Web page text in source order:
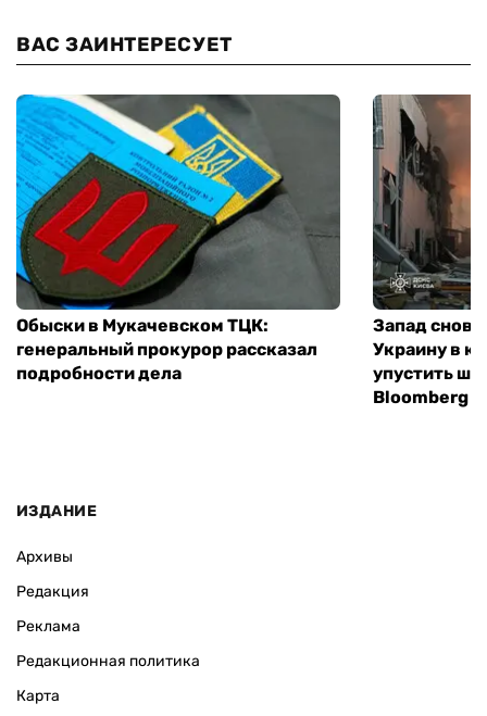
ВАС ЗАИНТЕРЕСУЕТ
Обыски в Мукачевском ТЦК:
генеральный прокурор рассказал
подробности дела
Запад
Украину в
упустить
Bloomberg
ИЗДАНИЕ
Архивы
Редакция
Реклама
Редакционная политика
Карта